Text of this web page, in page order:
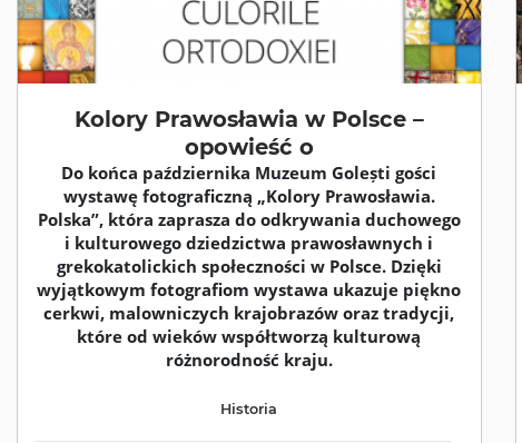
Kolory Prawosławia w Polsce –
opowieść o
Do końca października Muzeum Golești gości
wystawę fotograficzną „Kolory Prawosławia.
Polska”, która zaprasza do odkrywania duchowego
i kulturowego dziedzictwa prawosławnych i
grekokatolickich społeczności w Polsce. Dzięki
wyjątkowym fotografiom wystawa ukazuje piękno
cerkwi, malowniczych krajobrazów oraz tradycji,
które od wieków współtworzą kulturową
różnorodność kraju.
Historia